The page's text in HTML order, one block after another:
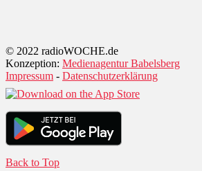
© 2022 radioWOCHE.de
Konzeption: Medienagentur Babelsberg
Impressum - Datenschutzerklärung
Back to Top